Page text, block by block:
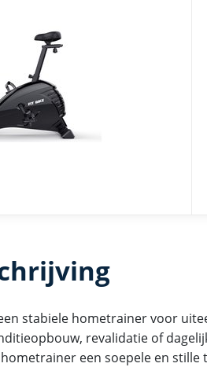
stabiele hometrainer voor
revalidatie of
een soepele en stille